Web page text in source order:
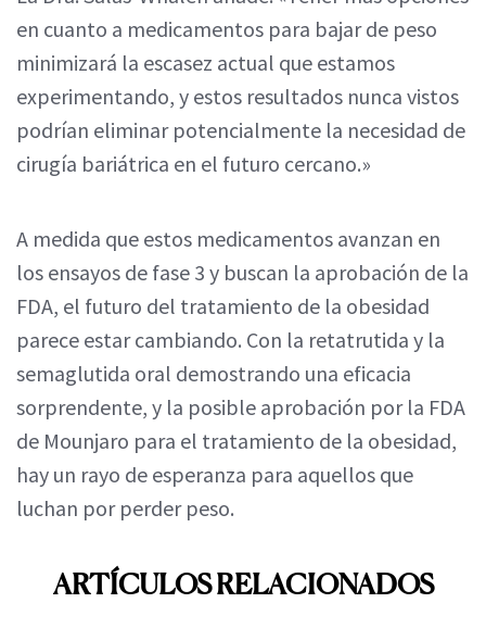
en cuanto a medicamentos para bajar de peso
minimizará la escasez actual que estamos
experimentando, y estos resultados nunca vistos
podrían eliminar potencialmente la necesidad de
cirugía bariátrica en el futuro cercano.»
A medida que estos medicamentos avanzan en
los ensayos de fase 3 y buscan la aprobación de la
FDA, el futuro del tratamiento de la obesidad
parece estar cambiando. Con la retatrutida y la
semaglutida oral demostrando una eficacia
sorprendente, y la posible aprobación por la FDA
de Mounjaro para el tratamiento de la obesidad,
hay un rayo de esperanza para aquellos que
luchan por perder peso.
ARTÍCULOS RELACIONADOS